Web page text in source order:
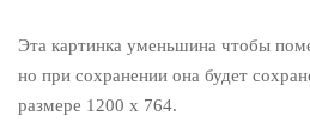
Эта картинка уменьшина чтобы
но при сохранении она будет
размере 1200 x 764.